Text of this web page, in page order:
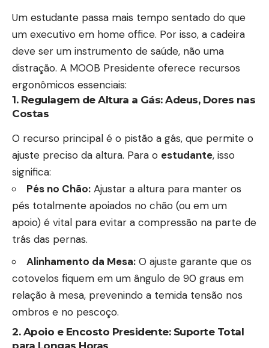
Um estudante passa mais tempo sentado do que
um executivo em home office. Por isso, a cadeira
deve ser um instrumento de saúde, não uma
distração. A MOOB Presidente oferece recursos
ergonômicos essenciais:
1. Regulagem de Altura a Gás: Adeus, Dores nas
Costas
O recurso principal é o pistão a gás, que permite o
ajuste preciso da altura. Para o estudante, isso
significa:
Pés no Chão: Ajustar a altura para manter os
pés totalmente apoiados no chão (ou em um
apoio) é vital para evitar a compressão na parte de
trás das pernas.
Alinhamento da Mesa: O ajuste garante que os
cotovelos fiquem em um ângulo de 90 graus em
relação à mesa, prevenindo a temida tensão nos
ombros e no pescoço.
2. Apoio e Encosto Presidente: Suporte Total